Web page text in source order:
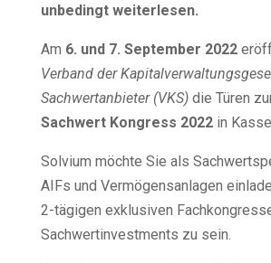
unbedingt weiterlesen.
Am 6. und 7. September 2022
Verband der
Sachwertanbieter (VKS)die Türen
Sachwert Kongress 2022 in
Solvium möchte Sie als
AIFs und Vermögensanlagen
2-tägigen exklusiven
Sachwertinvestments zu sein.